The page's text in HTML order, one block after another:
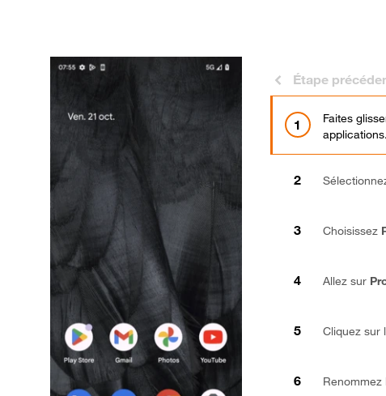
Étape
Faites
applications.
Choisissez
Allez sur
Cliquez sur